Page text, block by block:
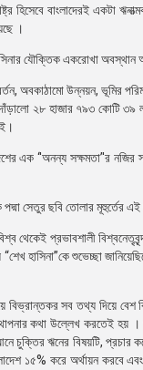
হিসেবে বাংলাদেরই একটা
।
যৌক্তিক একরোখা অবস্থান
অবকাঠামো উন্নয়ন, ভূমির
২৮ হাজার ৭৯৩ কোটি ৩৯
এক ‘'অনন্য সক্ষমতা’'র
পদ্মা সেতুর ছবি তোলার
প্রভাবশালী
হাসিনা”কে শুভেচ্ছা
বিভ্রান্তকর সব তথ্য দিয়ে
কথা উল্লেখ করতেই হয় ।
চুক্তির ঋনের বিষয়টি,
১৫% করে অর্থায়ন করবে